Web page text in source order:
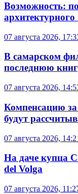
Возможность:
архитектурного
07 августа 2026,
В самарском
последнюю
07 августа 2026,
Компенсацию
будут
07 августа 2026,
На даче купца
del Volga
07 августа 2026,